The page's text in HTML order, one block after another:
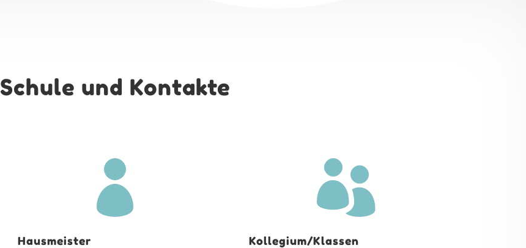
Schule und Kontakte

Hausmeister

Kollegium/Klassen